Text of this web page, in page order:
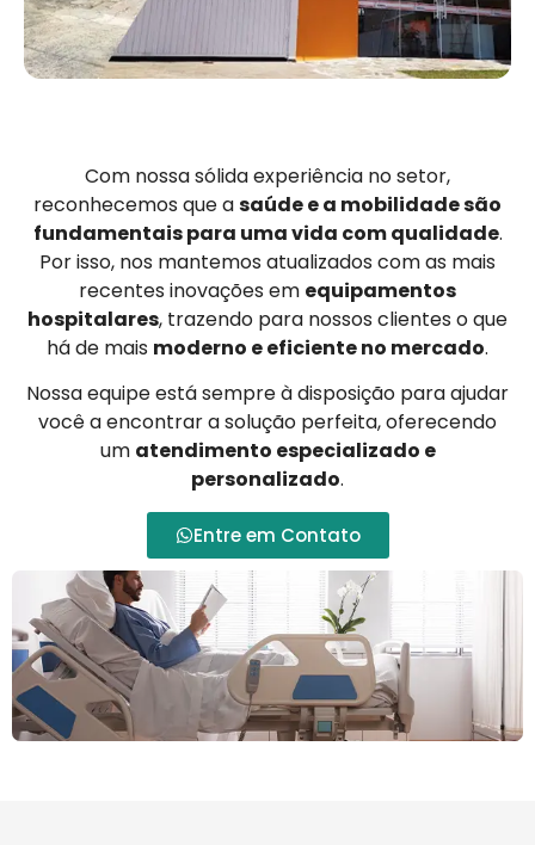
Com nossa sólida experiência no setor,
reconhecemos que asaúde e a mobilidade são
fundamentais para uma vida com qualidade.
Por isso, nos mantemos atualizados com as mais
recentes inovações em equipamentos
hospitalares, trazendo para nossos clientes o que
há de mais moderno e eficiente no mercado.
Nossa equipe está sempre à disposição para ajudar
você a encontrar a solução perfeita, oferecendo
um atendimento especializado e
personalizado.
Entre em Contato